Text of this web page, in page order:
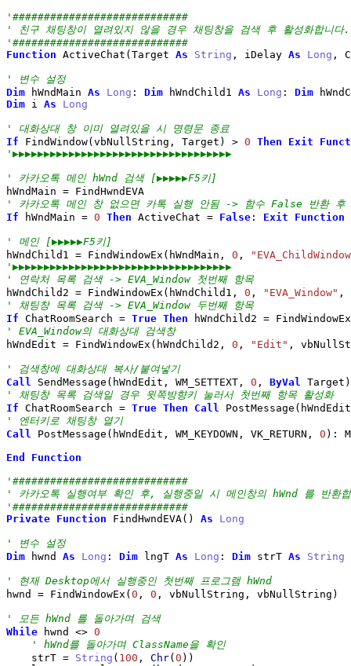
'############################
' 친구 채팅창이 열려있지 않을 경우 채팅창을 검색 후 활성화합니다.
'############################
Function ActiveChat ( Target As String , iDelay As Long ,
' 변수 설정
Dim hWndMain As Long : Dim hWndChild1 As Long : Dim
Dim i As Long
' 대화상대 창 이미 열려있을 시 명령문 종료
If FindWindow( vbNullString, Target ) > 0 Then Exit
'▶▶▶▶▶▶▶▶▶▶▶▶▶▶▶▶▶▶▶▶▶▶▶▶▶▶▶▶▶▶▶▶▶▶▶
' 카카오톡 메인 hWnd 검색 [▶▶▶▶▶F5키]
hWndMain =
' 카카오톡 메인 창 없으면 카톡 실행 안됨 -> 함수 False 반환 후
If hWndMain = 0 Then ActiveChat = False : Exit Function
' 메인 [▶▶▶▶▶F5키]
hWndChild1 = FindWindowEx ( hWndMain, 0 ,
'▶▶▶▶▶▶▶▶▶▶▶▶▶▶▶▶▶▶▶▶▶▶▶▶▶▶▶▶▶▶▶▶▶▶▶
' 연락처 목록 검색 -> EVA_Window 첫번째 항목
hWndChild2 = FindWindowEx ( hWndChild1, 0 , "EVA_Window" ,
' 채팅창 목록 검색 -> EVA_Window 두번째 항목
If ChatRoomSearch = True Then hWndChild2 = FindWindowEx
' EVA_Window의 대화상대 검색창
hWndEdit = FindWindowEx ( hWndChild2, 0 , "Edit" ,
' 검색창에 대화상대 복사/붙여넣기
Call
SendMessage ( hWndEdit, WM_SETTEXT, 0 , ByVal Target )
' 채팅창 목록 검색일 경우 윗쪽방향키 눌러서 첫번째 항목 활성화
If ChatRoomSearch = True Then Call PostMessage (
' 엔터키로 채팅창 열기
Call
PostMessage ( hWndEdit, WM_KEYDOWN, VK_RETURN, 0 ) :
End
Function
'############################
' 카카오톡 실행여부 확인 후, 실행중일 시 메인창의 hWnd 를 반환
'############################
Private Function FindHwndEVA( ) As Long
' 변수 설정
Dim hwnd As Long : Dim lngT As Long : Dim strT As String
' 현재 Desktop에서 실행중인 첫번째 프로그램 hWnd
hwnd = FindWindowEx ( 0 , 0 , vbNullString, vbNullString )
' 모든 hWnd 를 돌아가며 검색
While hwnd <> 0
' hWnd를 돌아가며 ClassName을 확인
    strT
= String ( 100 , Chr( 0 ) )